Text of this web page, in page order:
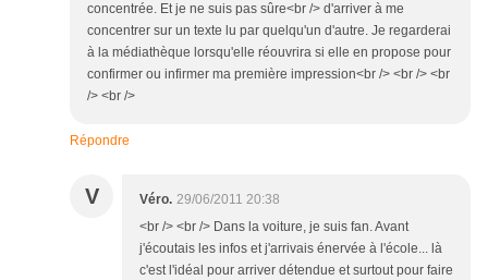
concentrée. Et je ne suis pas sûre<br /> d'arriver à me
concentrer sur un texte lu par quelqu'un d'autre. Je regarderai
à la médiathèque lorsqu'elle réouvrira si elle en propose pour
confirmer ou infirmer ma première impression<br /> <br /> <br
/> <br />
Répondre
V Véro. 29/06/2011 20:38
<br /> <br /> Dans la voiture, je suis fan. Avant
j'écoutais les infos et j'arrivais énervée à l'école... là
c'est l'idéal pour arriver détendue et surtout pour faire